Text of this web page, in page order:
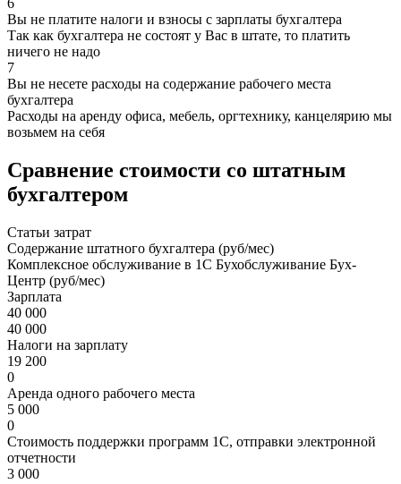
Вы не платите налоги и взносы с зарплаты бухгалтера
Так как бухгалтера не состоят у Вас в штате, то платить
ничего не надо
7
Вы не несете расходы на содержание рабочего места
бухгалтера
Расходы на аренду офиса, мебель, оргтехнику, канцелярию мы
возьмем на себя
Сравнение стоимости со штатным
бухгалтером
Статьи затрат
Содержание штатного бухгалтера (руб/мес)
Комплексное обслуживание в 1С Бухобслуживание Бух-
Центр (руб/мес)
Зарплата
40 000
40 000
Налоги на зарплату
19 200
0
Аренда одного рабочего места
5 000
0
Стоимость поддержки программ 1С, отправки электронной
отчетности
3 000